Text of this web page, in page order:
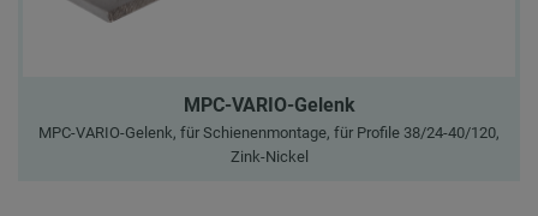
MPC-VARIO-Gelenk
MPC-VARIO-Gelenk, für Schienenmontage, für Profile 38/24-40/120,
Zink-Nickel